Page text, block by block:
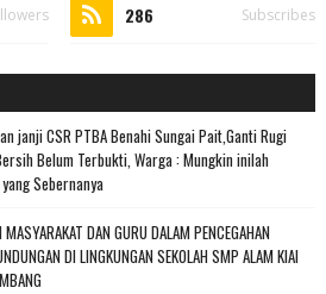
286 Subscribes
janji CSR PTBA Benahi Sungai Pait,Ganti Rugi
Belum Terbukti, Warga : Mungkin inilah
Sebernanya
MASYARAKAT DAN GURU DALAM PENCEGAHAN
DI LINGKUNGAN SEKOLAH SMP ALAM KIAI